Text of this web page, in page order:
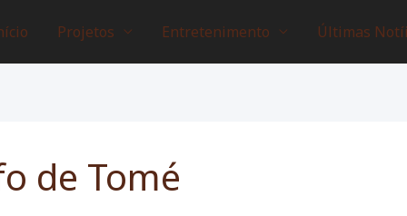
Projetos Entretenimento Últimas
de Tomé